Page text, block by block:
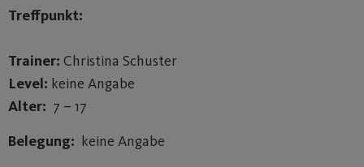
Treffpunkt:
Trainer: Christina Schuster
Level: keine Angabe
Alter: 7 – 17
Belegung: keine Angabe